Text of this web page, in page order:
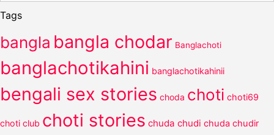
Tags
bangla bangla chodar Banglachoti
banglachotikahini banglachotikahinii
bengali sex stories choda choti choti69
choti club choti stories chuda chudi chuda chudir